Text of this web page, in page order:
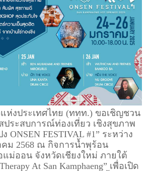
งประเทศไทย (ททท.) ขอเชิญชวน
ระสบการณ์ท่องเที่ยว เชิงสุขภาพ
ONSEN FESTIVAL #1” ระหว่าง
คม 2568 ณ กิจการน้ำพุร้อน
แม่ออน จังหวัดเชียงใหม่ ภายใต้
At San Kamphaeng” เพื่อเปิด